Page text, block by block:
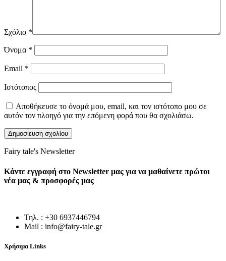
Σχόλιο *
Όνομα *
Email *
Ιστότοπος
Αποθήκευσε το όνομά μου, email, και τον ιστότοπο μου σε
αυτόν τον πλοηγό για την επόμενη φορά που θα σχολιάσω.
Fairy tale's Newsletter
Κάντε εγγραφή στο Newsletter μας για να μαθαίνετε πρώτοι
νέα μας & προσφορές μας
Τηλ. : +30 6937446794
Mail : info@fairy-tale.gr
Χρήσιμα Links